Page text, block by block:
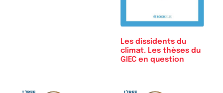
Les dissidents du
climat. Les thèses du
GIEC en question